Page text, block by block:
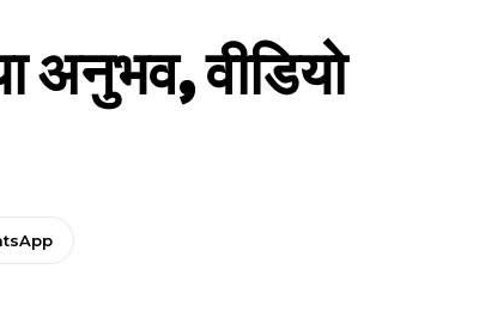
अनुभव, वीडियो